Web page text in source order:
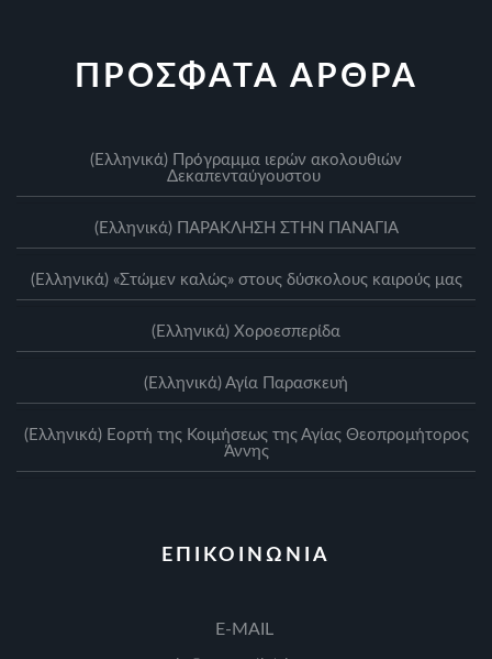
ΠΡΟΣΦΑΤΑ ΑΡΘΡΑ
(Ελληνικά) Πρόγραμμα ιερών ακολουθιών
Δεκαπενταύγουστου
(Ελληνικά) ΠΑΡΑΚΛΗΣΗ ΣΤΗΝ ΠΑΝΑΓΙΑ
(Ελληνικά) «Στώμεν καλώς» στους δύσκολους καιρούς μας
(Ελληνικά) Xοροεσπερίδα
(Ελληνικά) Αγία Παρασκευή
(Ελληνικά) Eορτή της Κοιμήσεως της Αγίας Θεοπρομήτορος
Άννης
ΕΠΙΚΟΙΝΩΝΙΑ
Ε-MAIL